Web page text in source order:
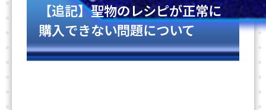
【追記】聖物のレシピが正常に
購入できない問題について